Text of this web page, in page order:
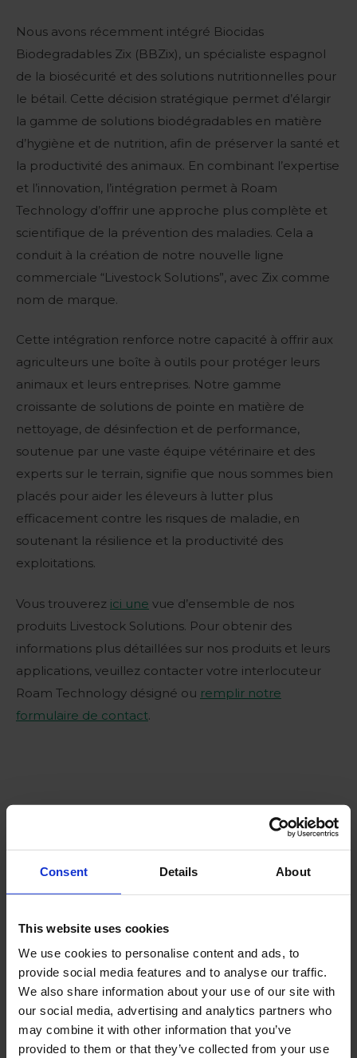
Consent Details About
This website uses cookies
We use cookies to personalise content and ads, to
provide social media features and to analyse our traffic.
We also share information about your use of our site with
our social media, advertising and analytics partners who
may combine it with other information that you’ve
provided to them or that they’ve collected from your use
Nous avons récemment intégré Biocidas
Biodegradables Zix (BBZix), un spécialiste espagnol
de la biosécurité et des solutions nutritionnelles pour
le bétail. Cette décision stratégique permet d’élargir
la gamme de solutions biodégradables en matière
d’hygiène et de nutrition, afin de préserver la santé et
la productivité des animaux. En combinant l’expertise
et l’innovation, l’intégration permet à Roam
Technology d’offrir une approche plus complète et
scientifique de la prévention des maladies. Cela a
conduit à la création de notre nouvelle ligne
commerciale “Livestock Solutions”, avec Zix comme
nom de marque.
Cette intégration renforce notre capacité à offrir aux
agriculteurs une boîte à outils pour protéger leurs
animaux et leurs entreprises. Notre gamme
croissante de solutions de pointe en matière de
nettoyage, de désinfection et de performance,
soutenue par une vaste équipe vétérinaire et des
experts sur le terrain, signifie que nous sommes bien
placés pour aider les éleveurs à lutter plus
efficacement contre les risques de maladie, en
soutenant la résilience et la productivité des
exploitations.
Vous trouverez ici une vue d’ensemble de nos
produits Livestock Solutions. Pour obtenir des
informations plus détaillées sur nos produits et leurs
applications, veuillez contacter votre interlocuteur
Roam Technology désigné ou remplir notre
formulaire de contact.